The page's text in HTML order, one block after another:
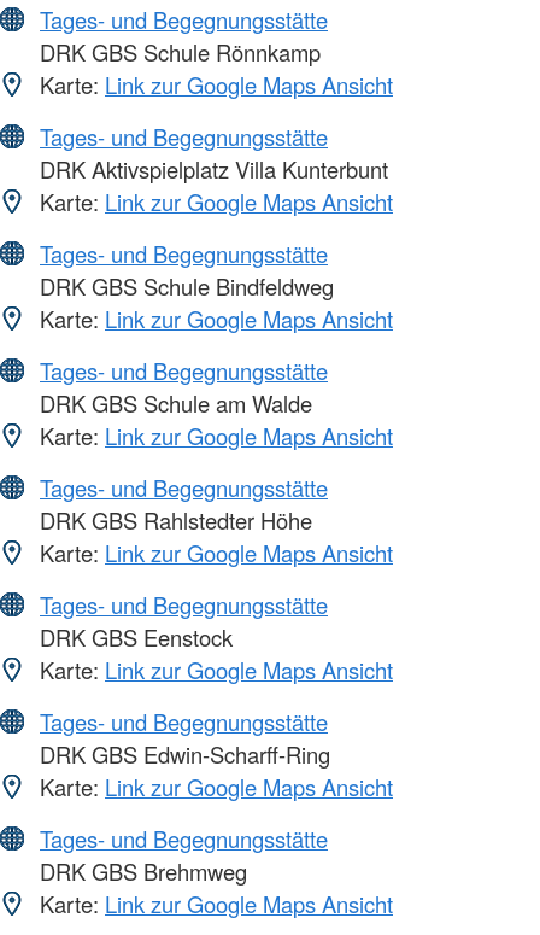
Tages- und Begegnungsstätte
DRK GBS Schule Rönnkamp
Karte: Link zur Google Maps Ansicht
Tages- und Begegnungsstätte
DRK Aktivspielplatz Villa Kunterbunt
Karte: Link zur Google Maps Ansicht
Tages- und Begegnungsstätte
DRK GBS Schule Bindfeldweg
Karte: Link zur Google Maps Ansicht
Tages- und Begegnungsstätte
DRK GBS Schule am Walde
Karte: Link zur Google Maps Ansicht
Tages- und Begegnungsstätte
DRK GBS Rahlstedter Höhe
Karte: Link zur Google Maps Ansicht
Tages- und Begegnungsstätte
DRK GBS Eenstock
Karte: Link zur Google Maps Ansicht
Tages- und Begegnungsstätte
DRK GBS Edwin-Scharff-Ring
Karte: Link zur Google Maps Ansicht
Tages- und Begegnungsstätte
DRK GBS Brehmweg
Karte: Link zur Google Maps Ansicht